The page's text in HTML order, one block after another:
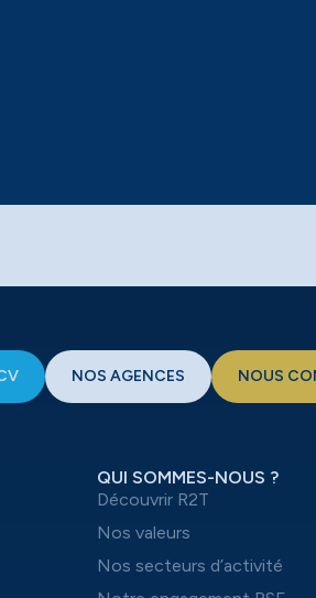
NOS AGENCES NOUS
QUI SOMMES-NOUS ?
Découvrir R2T
Nos valeurs
Nos secteurs d’activité